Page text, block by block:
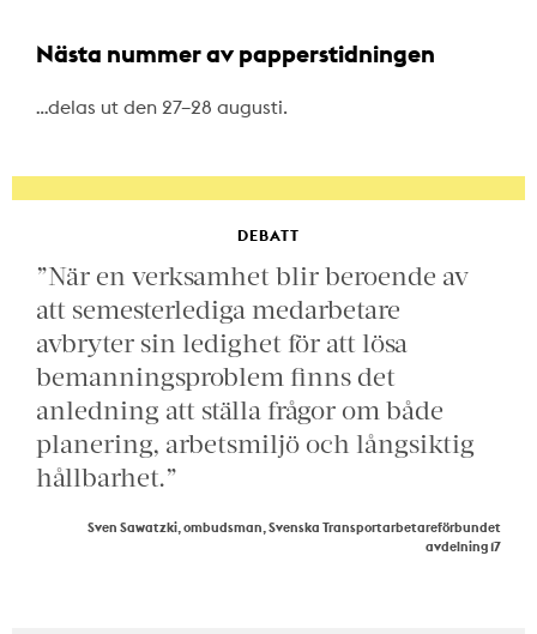
Nästa nummer av papperstidningen
…delas ut den 27–28 augusti.
DEBATT
”När en verksamhet blir beroende av
att semesterlediga medarbetare
avbryter sin ledighet för att lösa
bemanningsproblem finns det
anledning att ställa frågor om både
planering, arbetsmiljö och långsiktig
hållbarhet.”
Sven Sawatzki, ombudsman, Svenska Transportarbetareförbundet
avdelning 17